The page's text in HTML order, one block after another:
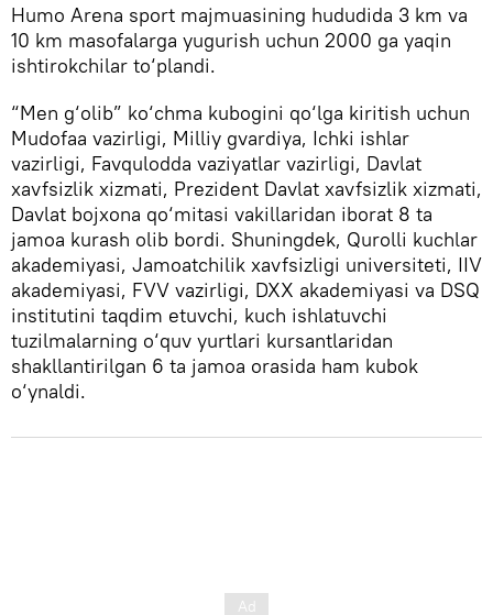
Humo Arena sport majmuasining hududida 3 km va
10 km masofalarga yugurish uchun 2000 ga yaqin
ishtirokchilar to‘plandi.
“Men g‘olib” ko‘chma kubogini qo‘lga kiritish uchun
Mudofaa vazirligi, Milliy gvardiya, Ichki ishlar
vazirligi, Favqulodda vaziyatlar vazirligi, Davlat
xavfsizlik xizmati, Prezident Davlat xavfsizlik xizmati,
Davlat bojxona qo‘mitasi vakillaridan iborat 8 ta
jamoa kurash olib bordi. Shuningdek, Qurolli kuchlar
akademiyasi, Jamoatchilik xavfsizligi universiteti, IIV
akademiyasi, FVV vazirligi, DXX akademiyasi va DSQ
institutini taqdim etuvchi, kuch ishlatuvchi
tuzilmalarning o‘quv yurtlari kursantlaridan
shakllantirilgan 6 ta jamoa orasida ham kubok
o‘ynaldi.